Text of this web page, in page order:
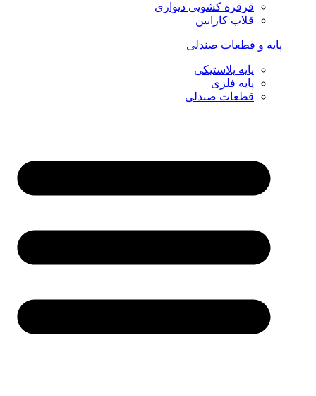
قرقره کشویی دیواری
قلاب کارابین
پایه و قطعات صندلی
پایه پلاستیکی
پایه فلزی
قطعات صندلی